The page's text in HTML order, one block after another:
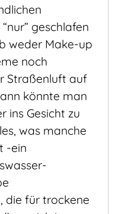
geschlafen
weder Make-up
noch
Straßenluft auf
könnte man
ins Gesicht zu
was manche
-ein
die für trockene